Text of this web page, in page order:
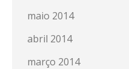
maio 2014
abril 2014
março 2014